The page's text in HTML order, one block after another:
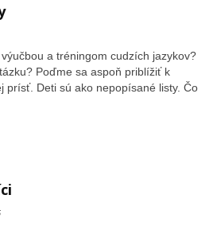
a tréningom cudzích jazykov?
Poďme sa aspoň priblížiť k
prísť. Deti sú ako nepopísané listy. Čo